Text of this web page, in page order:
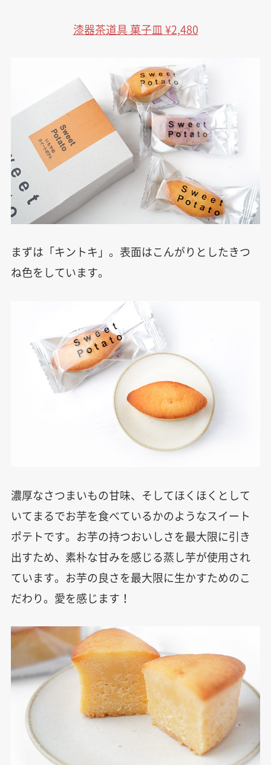
漆器茶道具 菓子皿 ¥2,480
まずは「キントキ」。表面はこんがりとしたきつ
ね色をしています。
濃厚なさつまいもの甘味、そしてほくほくとして
いてまるでお芋を食べているかのようなスイート
ポテトです。お芋の持つおいしさを最大限に引き
出すため、素朴な甘みを感じる蒸し芋が使用され
ています。お芋の良さを最大限に生かすためのこ
だわり。愛を感じます！